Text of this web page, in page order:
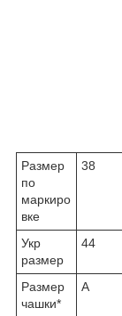
Размер
по
маркиро
вке
38
Укр
размер
44
Размер
чашки*
A